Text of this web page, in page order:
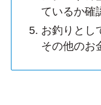
ているか確
お釣りとし
その他のお